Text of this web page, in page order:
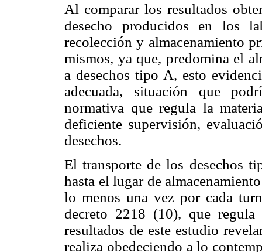
Al comparar los resultados
desecho producidos en los
recolección y almacenamiento
mismos, ya que, predomina el
a desechos tipo A, esto
adecuada, situación que
normativa que regula la
deficiente supervisión,
desechos.
El transporte de los desechos
hasta el lugar de
lo menos una vez por cada
decreto 2218 (10), que
resultados de este estudio
realiza obedeciendo a lo